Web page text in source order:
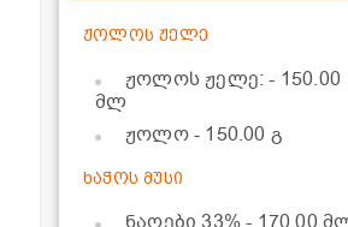
ჟოლოს ჟელე
ჟოლოს ჟელე:- 150.00
მლ
ჟოლო- 150.00 გ
ხაჭოს მუსი